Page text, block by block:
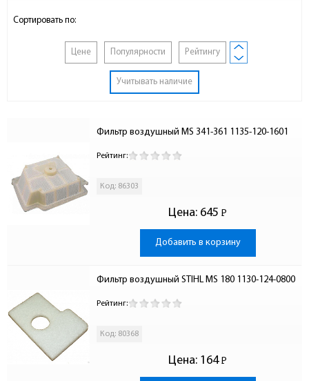
Сортировать по:
Цене Популярности Рейтингу
Учитывать наличие
Фильтр воздушный MS 341-361 1135-120-1601
Рейтинг:
Код: 86303
Цена: 645 Р
-
Добавить в корзину
Фильтр воздушный STIHL МS 180 1130-124-0800
Рейтинг:
Код: 80368
Цена: 164 Р
-